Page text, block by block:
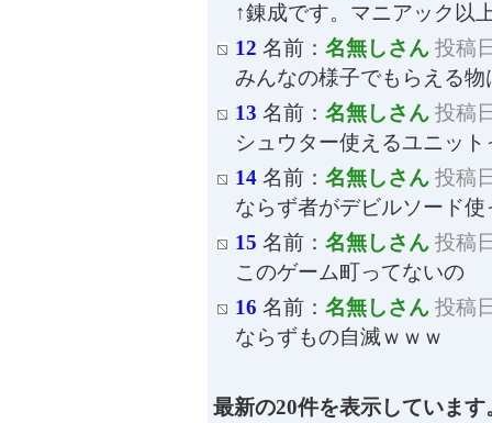
↑錬成です。マニアック以
12 名前： 名無しさん 投稿
みんなの様子でもらえる
13 名前： 名無しさん 投稿
シュウター使えるユニッ
14 名前： 名無しさん 投稿
ならず者がデビルソード
15 名前： 名無しさん 投稿
このゲーム町ってないの
16 名前： 名無しさん 投稿
ならずもの自滅ｗｗｗ
最新の20件を表示していま